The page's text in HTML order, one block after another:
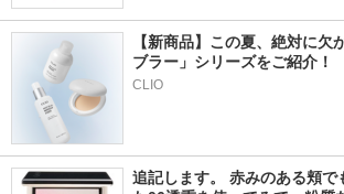
【新商品】この夏、絶対に欠
ブラー」シリーズをご紹介！
CLIO
追記します。 赤みのある頬で